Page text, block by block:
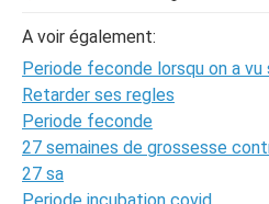
A voir également:
Periode feconde lorsqu on a
Retarder ses regles
Periode feconde
27 semaines de grossesse
27 sa